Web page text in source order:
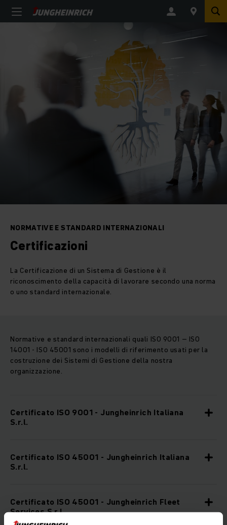
NORMATIVE E STANDARD INTERNAZIONALI
Certificazioni
La Certificazione di un Sistema di Gestione è il
riconoscimento della capacità di lavorare secondo una norma
o uno standard internazionale.
Normative e standard internazionali quali ISO 9001 – ISO
14001 - ISO 45001 sono i modelli di riferimento usati per la
costruzione dei Sistemi di Gestione della nostra
organizzazione.
Certificato ISO 9001 - Jungheinrich Italiana
S.r.l.
Certificato ISO 45001 - Jungheinrich Italiana
S.r.l.
Certificato ISO 45001 - Jungheinrich Fleet
Services S.r.l.